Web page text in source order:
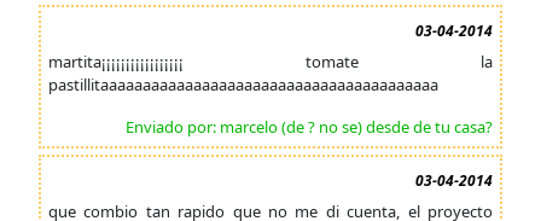
03-04-2014
martita¡¡¡¡¡¡¡¡¡¡¡¡¡¡¡¡¡ tomate la
pastillitaaaaaaaaaaaaaaaaaaaaaaaaaaaaaaaaaaaaaaaa
Enviado por: marcelo (de ? no se) desde de tu casa?
03-04-2014
que combio tan rapido que no me di cuenta, el proyecto